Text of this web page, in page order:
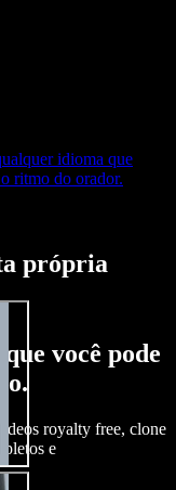
idioma que
ritmo do orador.
própria
você pode
royalty free, clone
e